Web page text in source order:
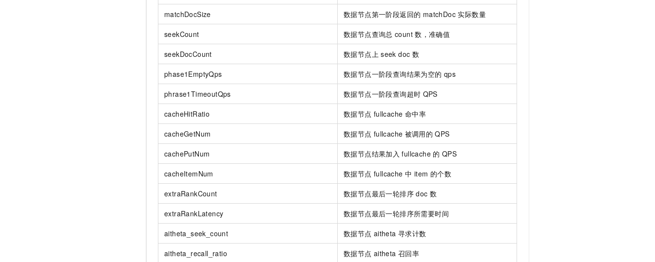
matchDocSize 数据节点第一阶段返回的 matchDoc 实际数量
seekCount 数据节点查询总 count 数，准确值
seekDocCount 数据节点上 seek doc 数
phase1EmptyQps 数据节点一阶段查询结果为空的 qps
phrase1TimeoutQps 数据节点一阶段查询超时 QPS
cacheHitRatio 数据节点 fullcache 命中率
cacheGetNum 数据节点 fullcache 被调用的 QPS
cachePutNum 数据节点结果加入 fullcache 的 QPS
cacheItemNum 数据节点 fullcache 中 item 的个数
extraRankCount 数据节点最后一轮排序 doc 数
extraRankLatency 数据节点最后一轮排序所需要时间
aitheta_seek_count 数据节点 aitheta 寻求计数
aitheta_recall_ratio 数据节点 aitheta 召回率